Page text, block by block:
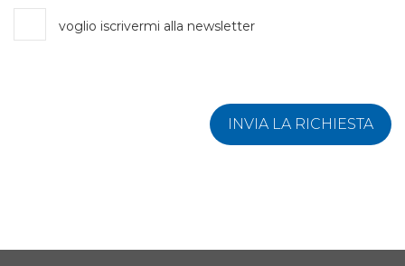
voglio iscrivermi alla newsletter
INVIA LA RICHIESTA